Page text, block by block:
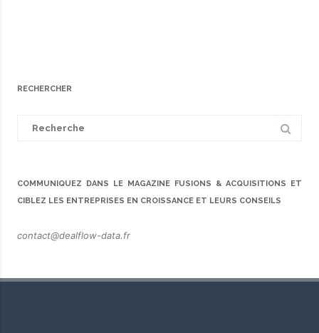
RECHERCHER
COMMUNIQUEZ DANS LE MAGAZINE FUSIONS & ACQUISITIONS ET
CIBLEZ LES ENTREPRISES EN CROISSANCE ET LEURS CONSEILS
contact@dealflow-data.fr